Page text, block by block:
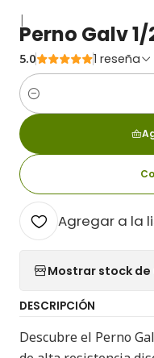
|
Perno Galv 1/
5.0 1 reseña
Cantidad
Agregar a la
Mostrar stock
DESCRIPCIÓN
Descubre el Perno